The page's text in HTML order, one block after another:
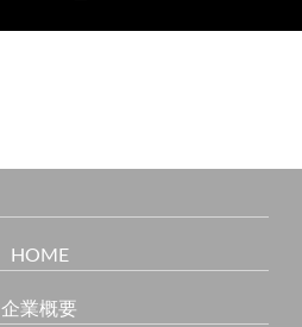
HOME
企業概要